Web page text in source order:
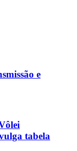
e
tabela